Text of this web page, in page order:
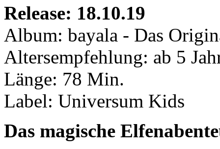
Release: 18.10.19
Album: bayala - Das
Altersempfehlung: ab 5
Länge: 78 Min.
Label: Universum Kids
Das magische